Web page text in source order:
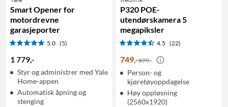
Smart Opener for
motordrevne
garasjeporter
5.0 (5)
1 779,-
Styr og administrer med Yale
Home-appen
Automatisk åpning og
stenging
P320 POE-
utendørskamera 5
megapiksler
4.5 (22)
749,-899,-
Person- og
kjøretøyoppdagelse
Høy oppløsning
(2560x1920)